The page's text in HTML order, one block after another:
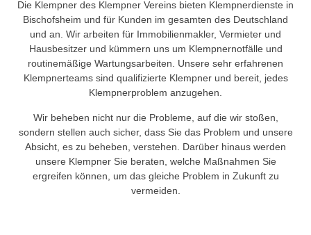
Die Klempner des Klempner Vereins bieten Klempnerdienste in
Bischofsheim und für Kunden im gesamten des Deutschland
und an. Wir arbeiten für Immobilienmakler, Vermieter und
Hausbesitzer und kümmern uns um Klempnernotfälle und
routinemäßige Wartungsarbeiten. Unsere sehr erfahrenen
Klempnerteams sind qualifizierte Klempner und bereit, jedes
Klempnerproblem anzugehen.
Wir beheben nicht nur die Probleme, auf die wir stoßen,
sondern stellen auch sicher, dass Sie das Problem und unsere
Absicht, es zu beheben, verstehen. Darüber hinaus werden
unsere Klempner Sie beraten, welche Maßnahmen Sie
ergreifen können, um das gleiche Problem in Zukunft zu
vermeiden.